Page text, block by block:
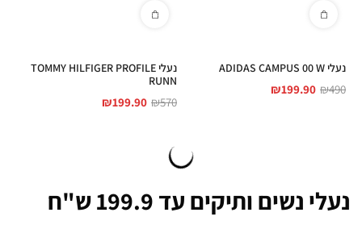
נעלי ADIDAS CAMPUS 00 W
₪490
₪199.90
נעלי TOMMY HILFIGER PROFILE
RUNN
₪570
₪199.90
נעלי נשים ותיקים עד 199.9 ש"ח